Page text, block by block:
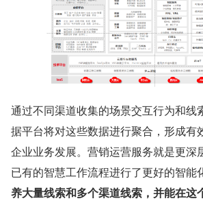
通过不同渠道收集的场景交互行为和线
据平台将对这些数据进行聚合，形成有
企业业务发展。营销运营服务就是更深
已有的智慧工作流程进行了更好的智能
养大量线索和多个渠道线索，并能在这